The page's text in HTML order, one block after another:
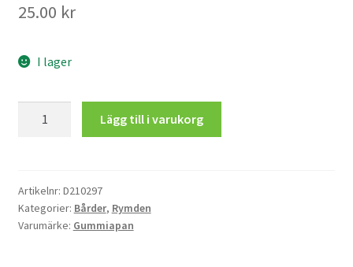
25.00 kr
I lager
Lägg till i varukorg
Artikelnr: D210297
Kategorier: Bårder, Rymden
Varumärke: Gummiapan